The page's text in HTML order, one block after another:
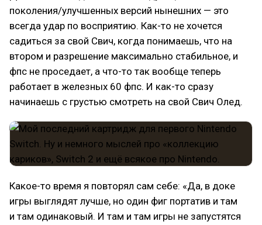
поколения/улучшенных версий нынешних — это
всегда удар по восприятию. Как-то не хочется
садиться за свой Свич, когда понимаешь, что на
втором и разрешение максимально стабильное, и
фпс не проседает, а что-то так вообще теперь
работает в железных 60 фпс. И как-то сразу
начинаешь с грустью смотреть на свой Свич Олед.
Какое-то время я повторял сам себе: «Да, в доке
игры выглядят лучше, но один фиг портатив и там
и там одинаковый. И там и там игры не запустятся